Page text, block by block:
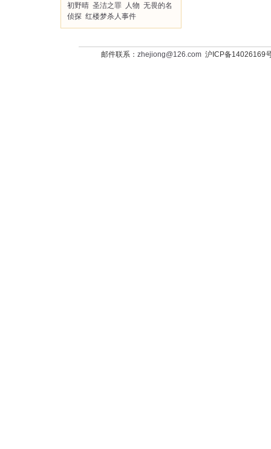
初野晴 圣洁之罪 人物 无畏的名
侦探 红楼梦杀人事件
邮件联系： zhejiong@126.com沪ICP备14026169